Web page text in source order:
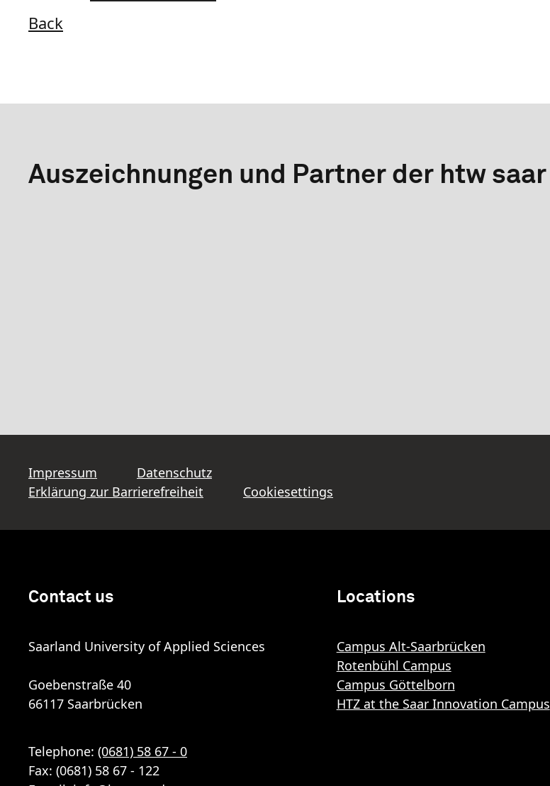
Back
Auszeichnungen und Partner der htw saar
Impressum
Datenschutz
Erklärung zur Barrierefreiheit
Cookiesettings
Contact us
Saarland University of Applied Sciences
Goebenstraße 40
66117 Saarbrücken
Telephone: (0681) 58 67 - 0
Fax: (0681) 58 67 - 122
Locations
Campus Alt-Saarbrücken
Rotenbühl Campus
Campus Göttelborn
HTZ at the Saar Innovation Campus